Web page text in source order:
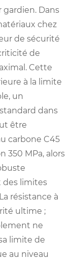
Dans
chez
de sécurité
de
Cette
à la limite
un
dans
être
carbone C45
350 MPa, alors
des limites
résistance à
ultime ;
ne
limite de
au niveau